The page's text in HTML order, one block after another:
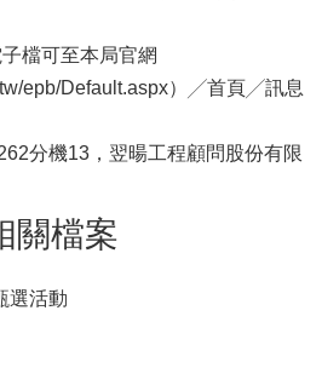
檔可至本局官網
epb/Default.aspx）╱首頁╱訊息
分機13，翌暘工程顧問股份有限
關檔案
選活動